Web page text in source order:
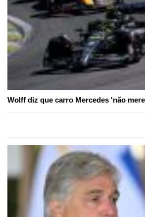
Wolff diz que carro Mercedes 'não